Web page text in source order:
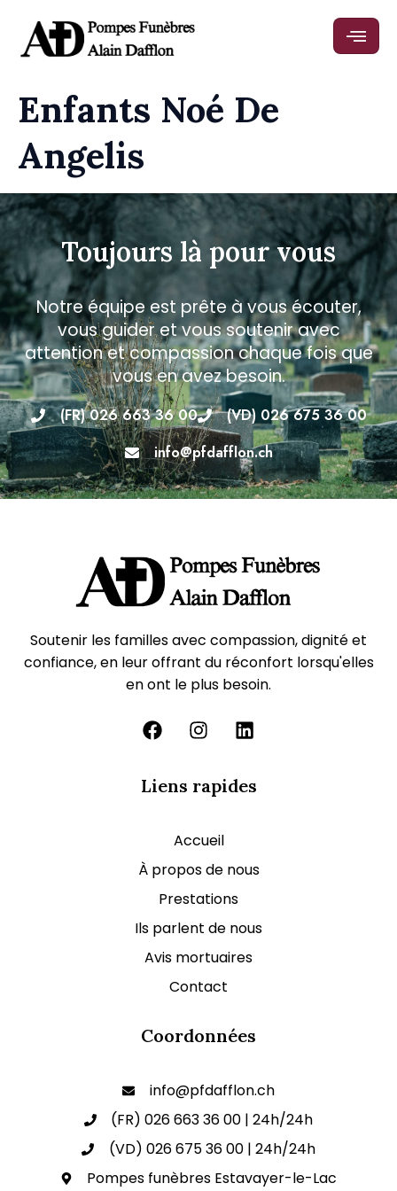
Enfants Noé De
Angelis
Toujours là pour vous
Notre équipe est prête à vous écouter,
vous guider et vous soutenir avec
attention et compassion chaque fois que
vous en avez besoin.
(FR) 026 663 36 00
(VD) 026 675 36 00
info@pfdafflon.ch
Soutenir les familles avec compassion, dignité et
confiance, en leur offrant du réconfort lorsqu'elles
en ont le plus besoin.
Liens rapides
Accueil
À propos de nous
Prestations
Ils parlent de nous
Avis mortuaires
Contact
Coordonnées
info@pfdafflon.ch
(FR) 026 663 36 00 | 24h/24h
(VD) 026 675 36 00 | 24h/24h
Pompes funèbres Estavayer-le-Lac